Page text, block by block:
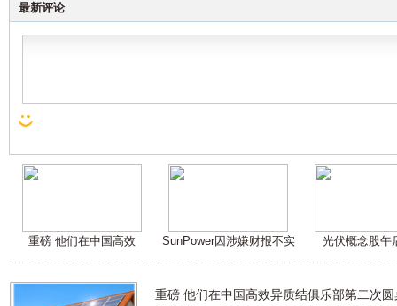
最新评论
重磅 他们在中国高效 SunPower因涉嫌财报不实 光伏概念股午
重磅 他们在中国高效异质结俱乐部第二次